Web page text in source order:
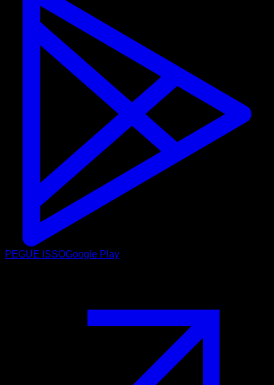
PEGUE ISSOGoogle Play